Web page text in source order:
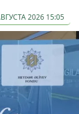
2026 15:05